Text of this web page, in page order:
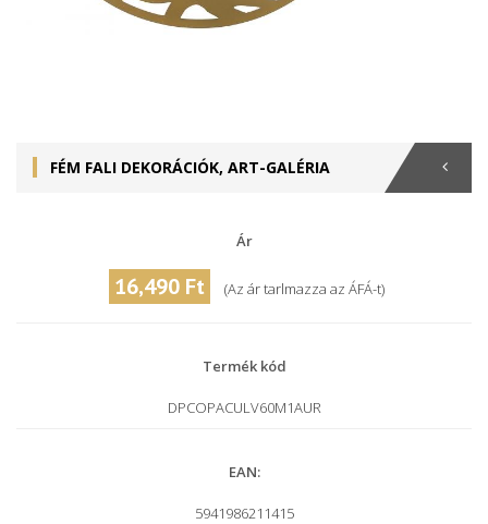
FÉM FALI DEKORÁCIÓK, ART-GALÉRIA
Ár
16,490 Ft (Az ár tarlmazza az ÁFÁ-t)
Termék kód
DPCOPACULV60M1AUR
EAN:
5941986211415